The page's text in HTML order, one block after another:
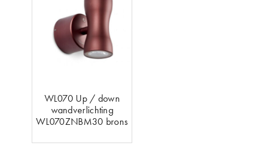
WL070 Up / down
wandverlichting
WL070ZNBM30 brons